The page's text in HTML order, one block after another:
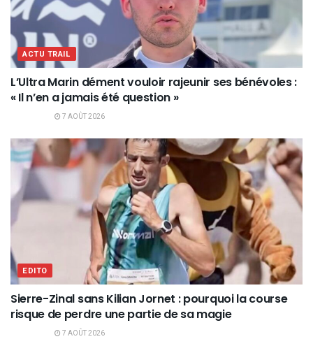
ACTU TRAIL
L’Ultra Marin dément vouloir rajeunir ses bénévoles :
« Il n’en a jamais été question »
7 AOÛT 2026
EDITO
Sierre-Zinal sans Kilian Jornet : pourquoi la course
risque de perdre une partie de sa magie
7 AOÛT 2026